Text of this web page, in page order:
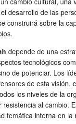
desarrollo de las
construirá sobre la
depende de una
tecnológicos
de potenciar. Los
de esta visión,
los niveles de la
al cambio.
temática interna en la